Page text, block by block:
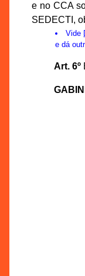
e no CCA
SEDECTI,
Vide
e dá
Art. 6º